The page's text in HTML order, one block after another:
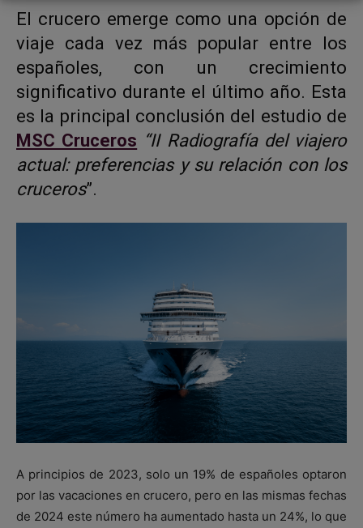
​El crucero emerge como una opción de
viaje cada vez más popular entre los
españoles, con un crecimiento
significativo durante el último año. Esta
es la principal conclusión del estudio de
MSC Cruceros “II Radiografía del viajero
actual: preferencias y su relación con los
cruceros”.
A principios de 2023, solo un 19% de españoles optaron
por las vacaciones en crucero, pero en las mismas fechas
de 2024 este número ha aumentado hasta un 24%, lo que